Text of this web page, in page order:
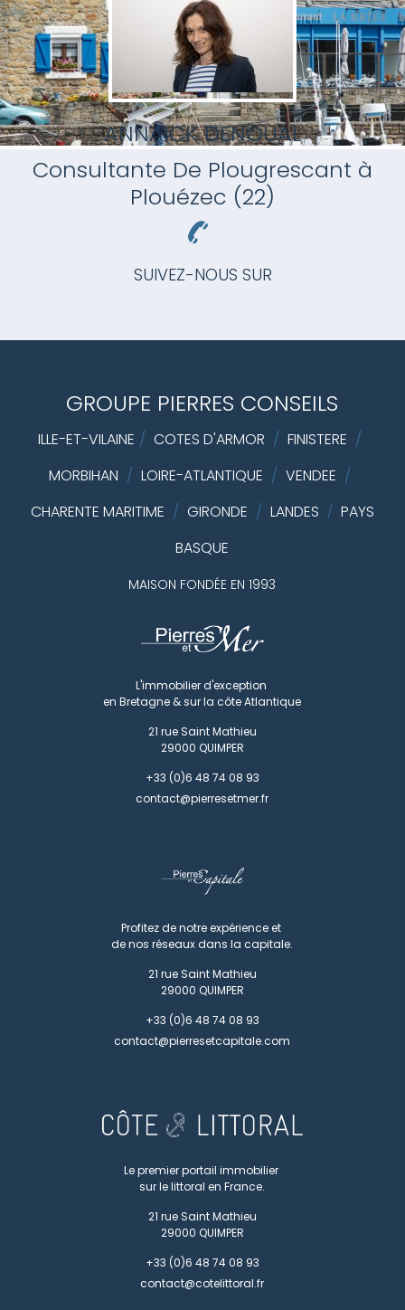
ANNAICK DENOUAL
Consultante De Plougrescant à
Plouézec (22)
SUIVEZ-NOUS SUR
GROUPE PIERRES CONSEILS
ILLE-ET-VILAINE / COTES D'ARMOR / FINISTERE /
MORBIHAN / LOIRE-ATLANTIQUE / VENDEE /
CHARENTE MARITIME / GIRONDE / LANDES / PAYS
BASQUE
MAISON FONDÉE EN 1993
L'immobilier d'exception
en Bretagne & sur la côte Atlantique
21 rue Saint Mathieu
29000 QUIMPER
+33 (0)6 48 74 08 93
contact@pierresetmer.fr
Profitez de notre expérience et
de nos réseaux dans la capitale.
21 rue Saint Mathieu
29000 QUIMPER
+33 (0)6 48 74 08 93
contact@pierresetcapitale.com
Le premier portail immobilier
sur le littoral en France.
21 rue Saint Mathieu
29000 QUIMPER
+33 (0)6 48 74 08 93
contact@cotelittoral.fr